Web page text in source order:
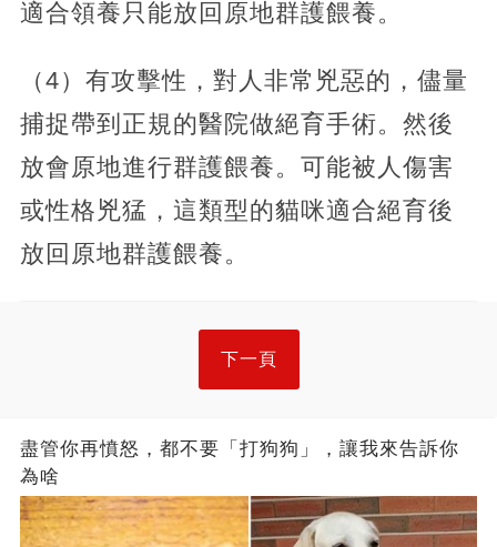
適合領養只能放回原地群護餵養。
（4）有攻擊性，對人非常兇惡的，儘量
捕捉帶到正規的醫院做絕育手術。然後
放會原地進行群護餵養。可能被人傷害
或性格兇猛，這類型的貓咪適合絕育後
放回原地群護餵養。
下一頁
盡管你再憤怒，都不要「打狗狗」，讓我來告訴你
為啥